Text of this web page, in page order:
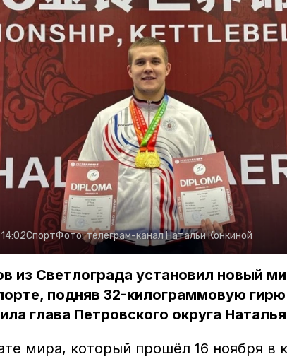
СпортФото:телеграм-канал Натальи Конкиной
из Светлограда установил новый
подняв 32-килограммовую
глава Петровского округа
мира, который прошёл 16 ноября в